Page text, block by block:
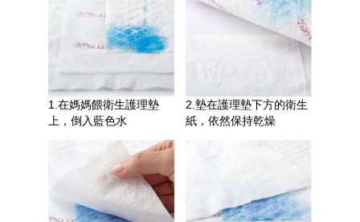
1.在媽媽餵衛生護理墊
上，倒入藍色水
2.墊在護理墊下方的衛生
紙，依然保持乾燥